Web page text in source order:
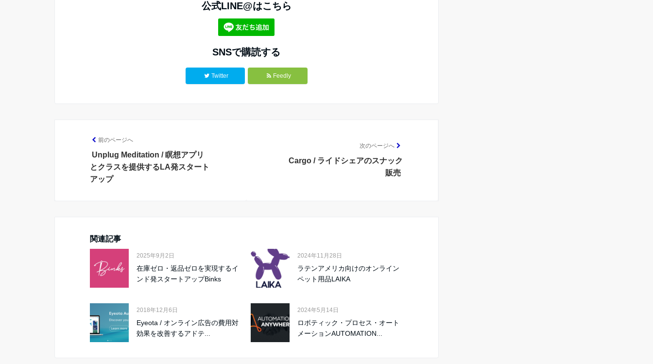
公式LINE@はこちら
SNSで購読する
Twitter Feedly
前のページへ
Unplug Meditation / 瞑想アプリ
とクラスを提供するLA発スタート
アップ
次のページへ
Cargo / ライドシェアのスナック
販売
関連記事
2025年9月2日
在庫ゼロ・返品ゼロを実現するイ
ンド発スタートアップBinks
2024年11月28日
ラテンアメリカ向けのオンライン
ペット用品LAIKA
2018年12月6日
Eyeota / オンライン広告の費用対
効果を改善するアドテ...
2024年5月14日
ロボティック・プロセス・オート
メーションAUTOMATION...